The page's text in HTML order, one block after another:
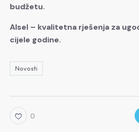
budžetu.
Alsel – kvalitetna rješenja za
cijele godine.
Novosti
0